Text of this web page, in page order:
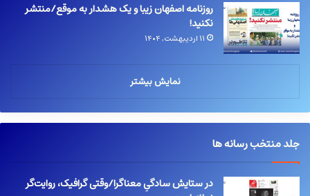
روزنامه اصفهان زیبا و یک هشدار به موقع/منتشر
نکنید!
۱۱ اردیبهشت, ۱۴۰۴
نمایش بیشتر
جلد منتخب رسانه ها
در ستایش سادگیِ معناگرا/وقتی گرافیک، روایت‌گر